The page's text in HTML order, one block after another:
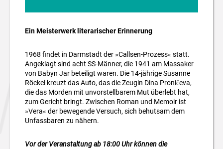
Ein Meisterwerk literarischer Erinnerung
1968 findet in Darmstadt der »Callsen­-Prozess« statt.
Angeklagt sind acht SS­-Männer, die 1941 am Massaker
von Babyn Jar beteiligt waren. Die 14­-jährige Susanne
Röckel kreuzt das Auto, das die Zeugin Dina Proničeva,
die das Morden mit unvorstellbarem Mut überlebt hat,
zum Gericht bringt. Zwischen Ro­man und Memoir ist
»Vera« der bewegende Versuch, sich behutsam dem
Unfassbaren zu nähern.
Vor der Veranstaltung ab 18:00 Uhr können die